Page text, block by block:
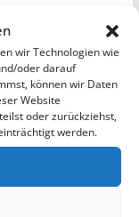
wir Technologien wie
oder darauf
können wir Daten
Website
oder zurückziehst,
werden.